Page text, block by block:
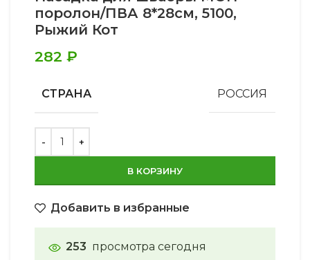
поролон/ПВА 8*28см, 5100,
Рыжий Кот
282 ₽
СТРАНА РОССИЯ
В КОРЗИНУ
Добавить в избранные
253 просмотра сегодня